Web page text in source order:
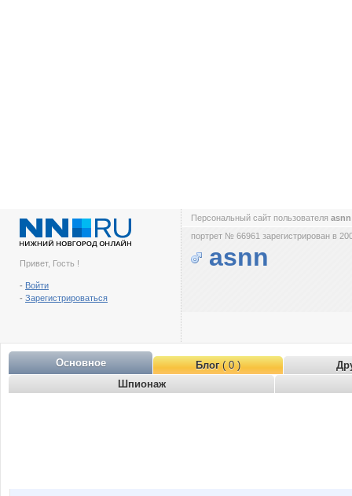
Привет, Гость !
- Войти
- Зарегистрироваться
Персональный сайт пользователя
портрет № 66961 зарегистрирован в
asnn
Основное Блог( 0 )
Шпионаж